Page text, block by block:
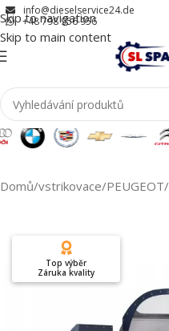
Skip to navigation
Skip to main content
info@dieselservice24.de
+48 798 956 956
Domů/vstrikovace/PEUGEOT/
Top výběr
Záruka kvality